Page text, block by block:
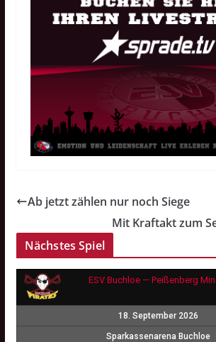
Ab jetzt zählen nur noch Siege
Mit Kraftakt zum
Nächstes Spiel
ESV Buchloe — Peißenberg
18. September 2026
Sparkassenarena Buchloe